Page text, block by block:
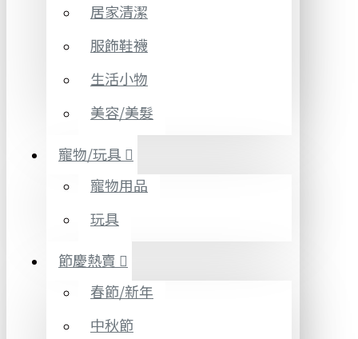
居家清潔
服飾鞋襪
生活小物
美容/美髮
寵物/玩具
寵物用品
玩具
節慶熱賣
春節/新年
中秋節